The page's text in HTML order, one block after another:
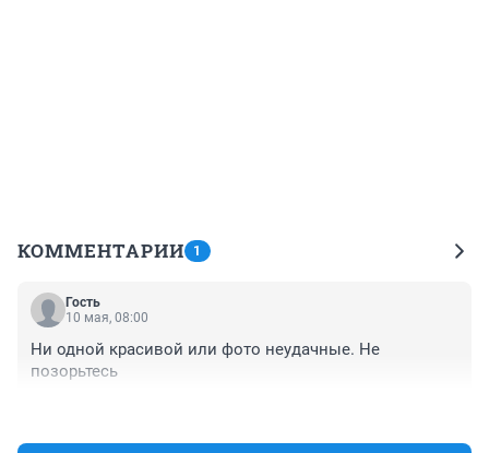
КОММЕНТАРИИ 1
Гость
10 мая, 08:00
Ни одной красивой или фото неудачные. Не
позорьтесь